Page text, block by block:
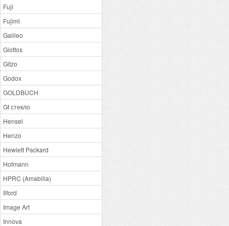
Fuji
Fujimi
Galileo
Giottos
Gitzo
Godox
GOLDBUCH
Gt стекло
Hensel
Henzo
Hewlett Packard
Hofmann
HPRC (Amabilia)
Ilford
Image Art
Innova